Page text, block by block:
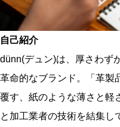
k
自己紹介
dünn(デュン)は、厚さわず
革命的なブランド。「革製
覆す、紙のような薄さと軽
と加工業者の技術を結集し